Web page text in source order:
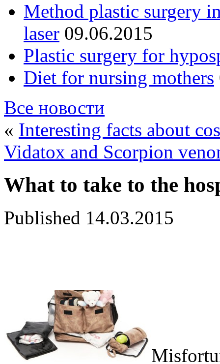
Method plastic surgery
laser 09.06.2015
Plastic surgery for
Diet for nursing mothers
Все новости
« Interesting facts about
Vidatox and Scorpion
What to take to the
Published 14.03.2015